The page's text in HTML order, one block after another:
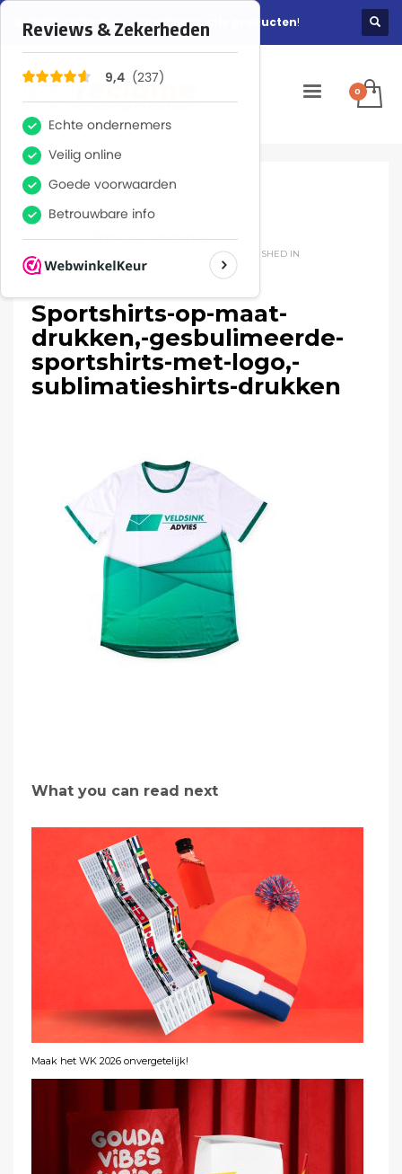
Gratis ontwerp en verzending bij alle producten!
Tim - Joy Reclame
WOENSDAG, 29 APRIL 2026 / PUBLISHED IN
Sportshirts-op-maat-
drukken,-gesbulimeerde-
sportshirts-met-logo,-
sublimatieshirts-drukken
What you can read next
Maak het WK 2026 onvergetelijk!